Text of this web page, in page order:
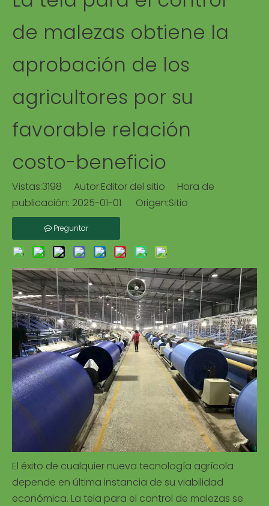
de malezas obtiene la
aprobación de los
agricultores por su
favorable relación
costo-beneficio
Vistas:3198 Autor:Editor del sitio Hora de
publicación: 2025-01-01 Origen:Sitio
Preguntar
El éxito de cualquier nueva tecnología agrícola
depende en última instancia de su viabilidad
económica. La tela para el control de malezas se